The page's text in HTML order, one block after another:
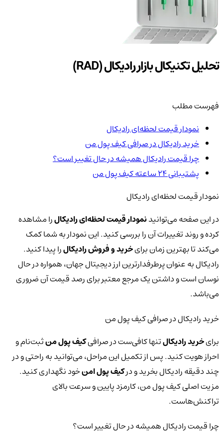
تحلیل تکنیکال بازار رادیکال (RAD)
فهرست مطلب
نمودار قیمت لحظه‌ای رادیکال
خرید رادیکال در صرافی کیف پول من
چرا قیمت رادیکال همیشه در حال تغییر است؟
پشتیبانی ۲۴ ساعته کیف پول من
نمودار قیمت لحظه‌ای رادیکال
در این صفحه می‌توانیدنمودار قیمت لحظه‌ای رادیکالرا مشاهده
کرده و روند تغییرات آن را بررسی کنید. این نمودار به شما کمک
می‌کند تا بهترین زمان برایخرید و فروش رادیکالرا پیدا کنید.
رادیکال به عنوان پرطرفدارترین ارز دیجیتال جهان، همواره در حال
نوسان است و داشتن یک مرجع معتبر برای رصد قیمت آن ضروری
می‌باشد.
خرید رادیکال در صرافی کیف پول من
برایخرید رادیکالتنها کافی‌ست در صرافیکیف پول منثبت‌نام و
احراز هویت کنید. پس از تکمیل این مراحل، می‌توانید به راحتی و در
چند دقیقه رادیکال بخرید و درکیف پول امنخود نگهداری کنید.
مزیت اصلی کیف پول من، کارمزد پایین و سرعت بالای
تراکنش‌هاست.
چرا قیمت رادیکال همیشه در حال تغییر است؟